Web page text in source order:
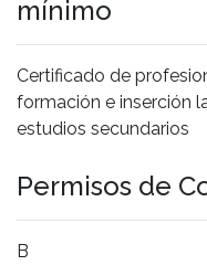
mínimo
Certificado de
formación e inserción
estudios secundarios
Permisos de
B